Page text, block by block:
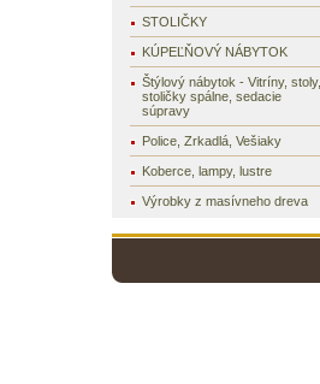
STOLIČKY
KÚPEĽŇOVÝ NÁBYTOK
Štýlový nábytok - Vitríny, stoly,
stoličky spálne, sedacie
súpravy
Police, Zrkadlá, Vešiaky
Koberce, lampy, lustre
Výrobky z masívneho dreva